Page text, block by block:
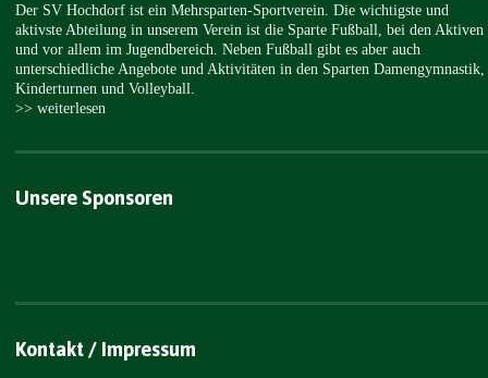
Der SV Hochdorf ist ein Mehrsparten-Sportverein. Die wichtigste und
aktivste Abteilung in unserem Verein ist die Sparte Fußball, bei den Aktiven
und vor allem im Jugendbereich. Neben Fußball gibt es aber auch
unterschiedliche Angebote und Aktivitäten in den Sparten Damengymnastik,
Kinderturnen und Volleyball.
>> weiterlesen
Unsere Sponsoren
Kontakt / Impressum